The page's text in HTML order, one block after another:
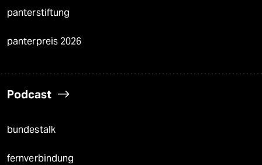
panterstiftung
panterpreis 2026
Podcast
bundestalk
fernverbindung